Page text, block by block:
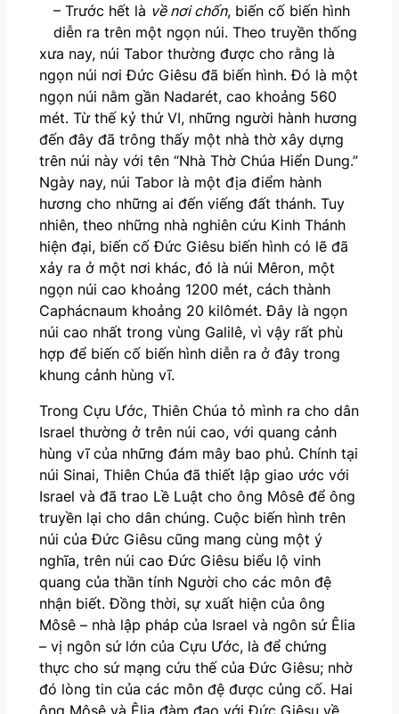
– Trước hết là về nơi chốn, biến cố biến hình
diễn ra trên một ngọn núi. Theo truyền thống
xưa nay, núi Tabor thường được cho rằng là
ngọn núi nơi Đức Giêsu đã biến hình. Đó là một
ngọn núi nằm gần Nadarét, cao khoảng 560
mét. Từ thế kỷ thứ VI, những người hành hương
đến đây đã trông thấy một nhà thờ xây dựng
trên núi này với tên “Nhà Thờ Chúa Hiển Dung.”
Ngày nay, núi Tabor là một địa điểm hành
hương cho những ai đến viếng đất thánh. Tuy
nhiên, theo những nhà nghiên cứu Kinh Thánh
hiện đại, biến cố Đức Giêsu biến hình có lẽ đã
xảy ra ở một nơi khác, đó là núi Mêron, một
ngọn núi cao khoảng 1200 mét, cách thành
Caphácnaum khoảng 20 kilômét. Đây là ngọn
núi cao nhất trong vùng Galilê, vì vậy rất phù
hợp để biến cố biến hình diễn ra ở đây trong
khung cảnh hùng vĩ.
Trong Cựu Ước, Thiên Chúa tỏ mình ra cho dân
Israel thường ở trên núi cao, với quang cảnh
hùng vĩ của những đám mây bao phủ. Chính tại
núi Sinai, Thiên Chúa đã thiết lập giao ước với
Israel và đã trao Lề Luật cho ông Môsê để ông
truyền lại cho dân chúng. Cuộc biến hình trên
núi của Đức Giêsu cũng mang cùng một ý
nghĩa, trên núi cao Đức Giêsu biểu lộ vinh
quang của thần tính Người cho các môn đệ
nhận biết. Đồng thời, sự xuất hiện của ông
Môsê – nhà lập pháp của Israel và ngôn sứ Êlia
– vị ngôn sứ lớn của Cựu Ước, là để chứng
thực cho sứ mạng cứu thế của Đức Giêsu; nhờ
đó lòng tin của các môn đệ được củng cố. Hai
ông Môsê và Êlia đàm đạo với Đức Giêsu về